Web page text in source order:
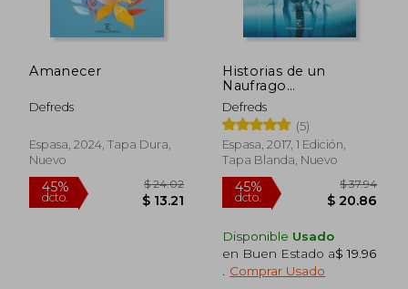
Amanecer
Defreds
Espasa, 2024, Tapa Dura,
Nuevo
Historias de un
Naufrago
Hipocondriaco
Defreds
(5)
Espasa, 2017, 1 Edición,
Tapa Blanda, Nuevo
Disponible Usado
en Buen Estado a$ 19.96
Comprar Usado